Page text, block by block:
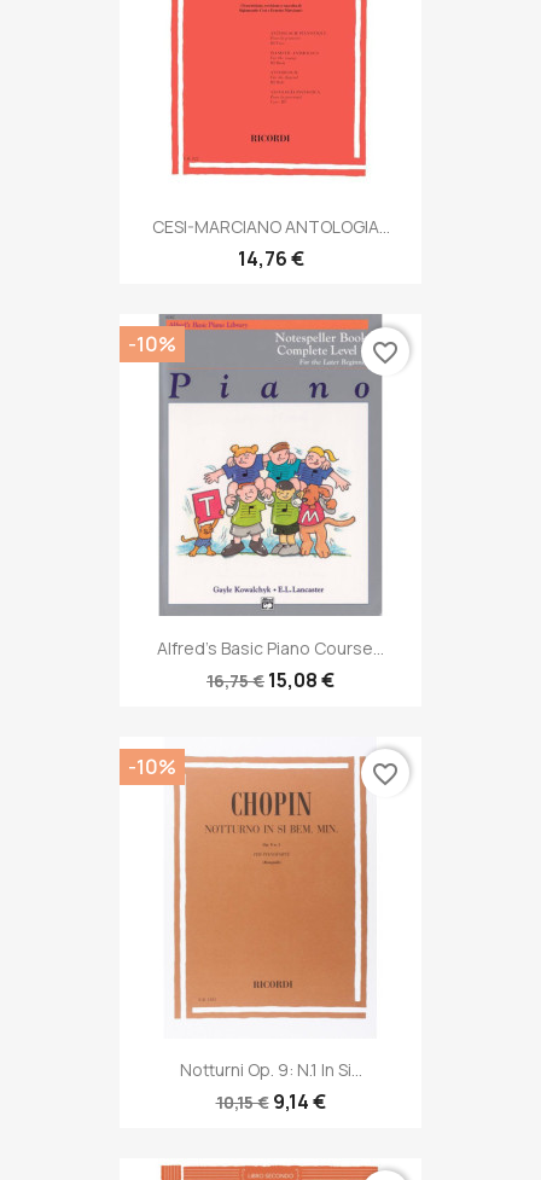
CESI-MARCIANO ANTOLOGIA...
14,76 €
Alfred's Basic Piano Course...
16,75 € 15,08 €
-10% favorite_border
Notturni Op. 9: N.1 In Si...
10,15 € 9,14 €
-10% favorite_border